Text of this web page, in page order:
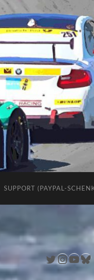
SUPPORT (PAYPAL-
Twitter